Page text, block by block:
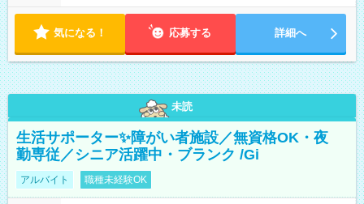
気になる！ 応募する 詳細へ
未読
生活サポーター✨障がい者施設／無資格OK・夜
勤専従／シニア活躍中・ブランク /Gi
アルバイト 職種未経験OK